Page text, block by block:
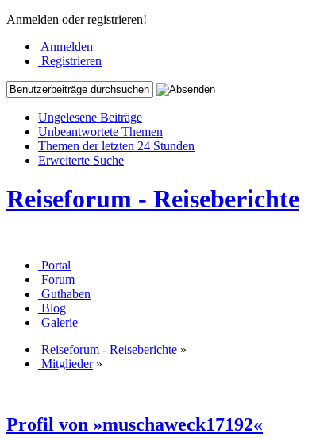
Anmelden oder registrieren!
Anmelden
Registrieren
Ungelesene Beiträge
Unbeantwortete Themen
Themen der letzten 24 Stunden
Erweiterte Suche
Reiseforum - Reiseberichte
Portal
Forum
Guthaben
Blog
Galerie
Reiseforum - Reiseberichte »
Mitglieder»
Profil von »muschaweck17192«